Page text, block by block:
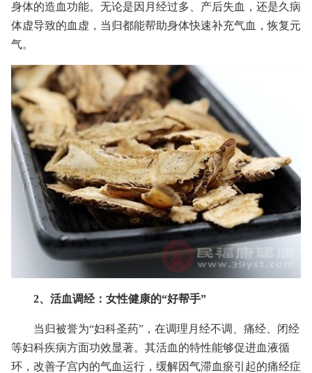
身体的造血功能。无论是因月经过多、产后失血，还是久病
体虚导致的血虚，当归都能帮助身体快速补充气血，恢复元
气。
2、活血调经：女性健康的“好帮手”
当归被誉为“妇科圣药”，在调理月经不调、痛经、闭经
等妇科疾病方面功效显著。其活血的特性能够促进血液循
环，改善子宫内的气血运行，缓解因气滞血瘀引起的痛经症